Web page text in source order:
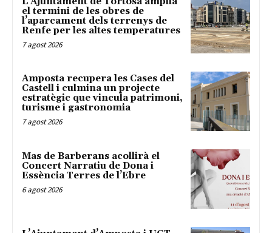
el termini de les obres de
l’aparcament dels terrenys de
Renfe per les altes temperatures
7 agost 2026
Amposta recupera les Cases del
Castell i culmina un projecte
estratègic que vincula patrimoni,
turisme i gastronomia
7 agost 2026
Mas de Barberans acollirà el
Concert Narratiu de Dona i
Essència Terres de l’Ebre
6 agost 2026